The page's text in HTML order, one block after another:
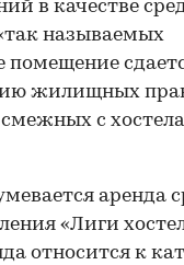
в качестве
называемых
помещение
жилищных
с
аренда
«Лиги
относится к